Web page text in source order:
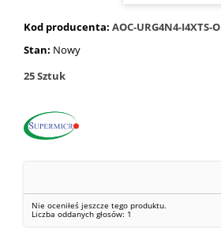
Kod producenta: AOC-URG4N4-I4XTS-O
Stan: Nowy
25Sztuk
Nie oceniłeś jeszcze tego produktu.
Liczba oddanych głosów: 1